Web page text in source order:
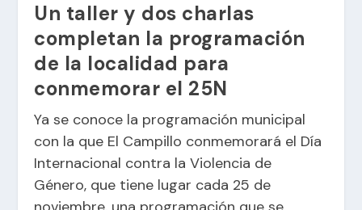
Un taller y dos charlas
completan la programación
de la localidad para
conmemorar el 25N
Ya se conoce la programación municipal
con la que El Campillo conmemorará el Día
Internacional contra la Violencia de
Género, que tiene lugar cada 25 de